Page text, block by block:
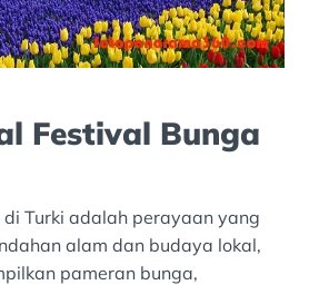
Festival Bunga
Turki adalah perayaan yang
alam dan budaya lokal,
pameran bunga,